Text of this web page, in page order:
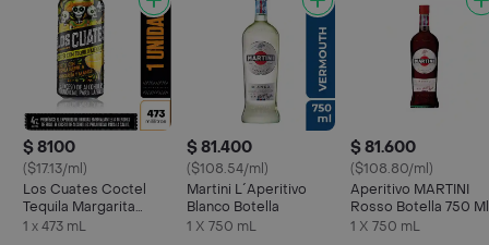
$ 8100
($17.13/ml)
Los Cuates Coctel
Tequila Margarita
Mango
1 x 473 mL
$ 81.400
($108.54/ml)
Martini L´Aperitivo
Blanco Botella
1 X 750 mL
$ 81.600
($108.80/ml)
Aperitivo MARTINI
Rosso Botella 750 Ml
1 X 750 mL